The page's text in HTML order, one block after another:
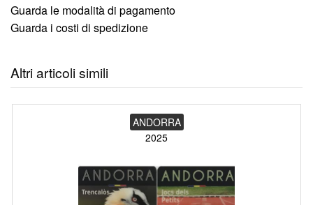
Guarda le modalità di pagamento
Guarda i costi di spedizione
Altri articoli simili
ANDORRA
2025